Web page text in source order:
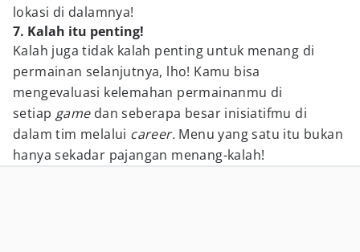
lokasi di dalamnya!
7. Kalah itu penting!
Kalah juga tidak kalah penting untuk menang di
permainan selanjutnya, lho! Kamu bisa
mengevaluasi kelemahan permainanmu di
setiap game dan seberapa besar inisiatifmu di
dalam tim melalui career. Menu yang satu itu bukan
hanya sekadar pajangan menang-kalah!